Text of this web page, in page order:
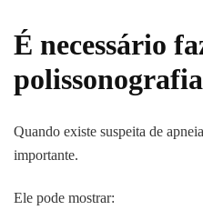
É necessário
Quando existe suspeita de
importante.
Ele pode mostrar: